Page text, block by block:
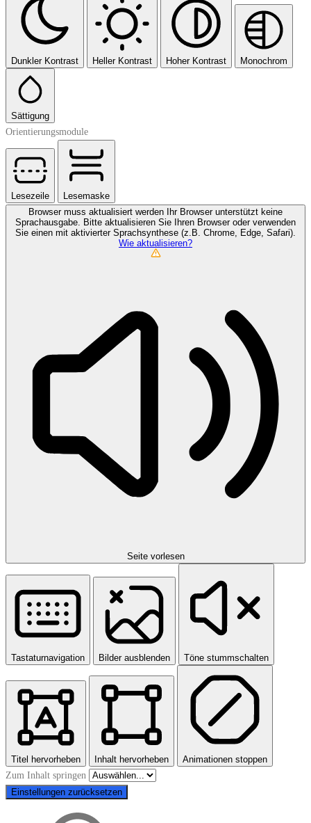
Dunkler Kontrast Heller Kontrast Hoher Kontrast Monochrom
Sättigung
Orientierungsmodule
Lesezeile
Lesemaske
Browser muss aktualisiert werden
Ihr Browser unterstützt keine
Sprachausgabe. Bitte aktualisieren Sie Ihren Browser oder verwenden
Sie einen mit aktivierter Sprachsynthese (z.B. Chrome, Edge, Safari).
Wie aktualisieren?
Seite vorlesen
Tastaturnavigation Bilder ausblenden Töne stummschalten
Titel hervorheben Inhalt hervorheben Animationen stoppen
Zum Inhalt springen
Einstellungen zurücksetzen